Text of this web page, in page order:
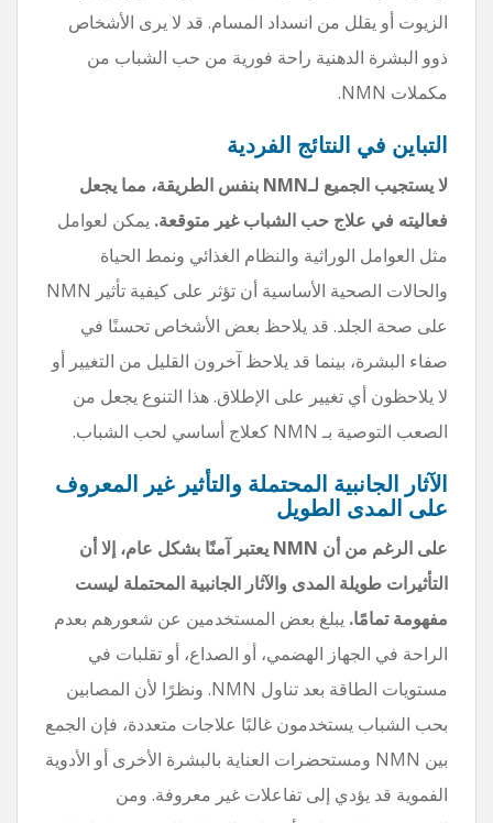
الزيوت أو يقلل من انسداد المسام. قد لا يرى الأشخاص
ذوو البشرة الدهنية راحة فورية من حب الشباب من
مكملات NMN.
التباين في النتائج الفردية
لا يستجيب الجميع لـNMN بنفس الطريقة، مما يجعل
فعاليته في علاج حب الشباب غير متوقعة. يمكن لعوامل
مثل العوامل الوراثية والنظام الغذائي ونمط الحياة
والحالات الصحية الأساسية أن تؤثر على كيفية تأثير NMN
على صحة الجلد. قد يلاحظ بعض الأشخاص تحسنًا في
صفاء البشرة، بينما قد يلاحظ آخرون القليل من التغيير أو
لا يلاحظون أي تغيير على الإطلاق. هذا التنوع يجعل من
الصعب التوصية بـ NMN كعلاج أساسي لحب الشباب.
الآثار الجانبية المحتملة والتأثير غير المعروف
على المدى الطويل
على الرغم من أن NMN يعتبر آمنًا بشكل عام، إلا أن
التأثيرات طويلة المدى والآثار الجانبية المحتملة ليست
مفهومة تمامًا. يبلغ بعض المستخدمين عن شعورهم بعدم
الراحة في الجهاز الهضمي، أو الصداع، أو تقلبات في
مستويات الطاقة بعد تناول NMN. ونظرًا لأن المصابين
بحب الشباب يستخدمون غالبًا علاجات متعددة، فإن الجمع
بين NMN ومستحضرات العناية بالبشرة الأخرى أو الأدوية
الفموية قد يؤدي إلى تفاعلات غير معروفة. ومن